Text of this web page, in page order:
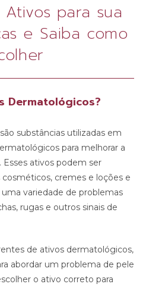
para sua
e Saiba como
Dermatológicos?
substâncias utilizadas em
para melhorar a
Esses ativos podem ser
cremes e loções e
variedade de problemas
rugas e outros sinais de
de ativos dermatológicos,
abordar um problema de pele
o ativo correto para